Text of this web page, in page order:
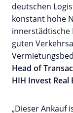
deutschen
konstant hohe
innerstädtische
guten
Head of
HIH Invest Real
„Dieser Ankauf